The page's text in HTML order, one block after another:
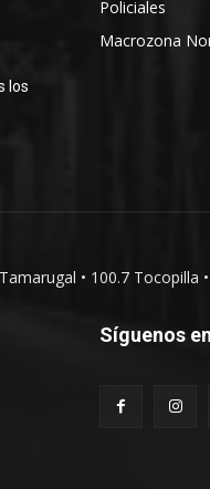
los
Policiales
Macrozona
• 100.7 Tocopilla
Síguenos